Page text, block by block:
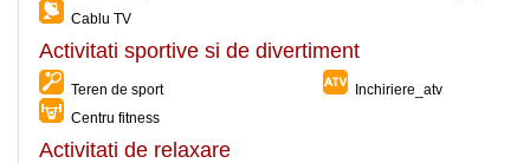
Cablu TV
Activitati sportive si de divertiment
Teren de sport
Inchiriere_atv
Centru fitness
Activitati de relaxare